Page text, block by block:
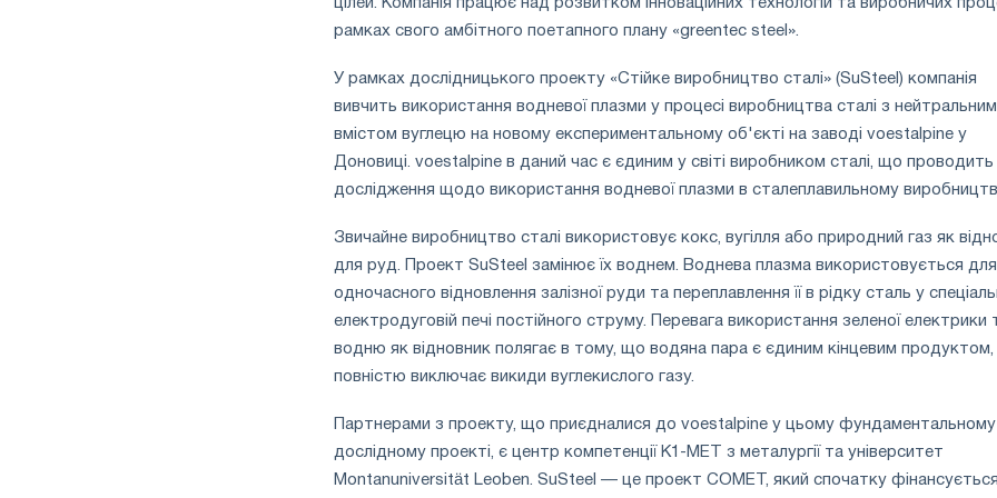
цілей. Компанія працює над розвитком інноваційних технологій та виробничих
рамках свого амбітного поетапного плану «greentec steel».
У рамках дослідницького проекту «Стійке виробництво сталі» (SuSteel) компанія
вивчить використання водневої плазми у процесі виробництва сталі з нейтральним
вмістом вуглецю на новому експериментальному об'єкті на заводі voestalpine у ​​
Доновиці. voestalpine в даний час є єдиним у світі виробником сталі, що проводить
дослідження щодо використання водневої плазми в сталеплавильному
Звичайне виробництво сталі використовує кокс, вугілля або природний газ як
для руд. Проект SuSteel замінює їх воднем. Воднева плазма використовується для
одночасного відновлення залізної руди та переплавлення її в рідку сталь у
електродуговій печі постійного струму. Перевага використання зеленої електрики
водню як відновник полягає в тому, що водяна пара є єдиним кінцевим
повністю виключає викиди вуглекислого газу.
Партнерами з проекту, що приєдналися до voestalpine у ​​цьому фундаментальному
дослідному проекті, є центр компетенції K1-MET з металургії та університет
Montanuniversität Leoben. SuSteel — це проект COMET, який спочатку